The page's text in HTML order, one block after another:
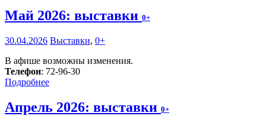
Май 2026: выставки 0+
30.04.2026 Выставки, 0+
В афише возможны изменения.
Телефон: 72-96-30
Подробнее
Апрель 2026: выставки 0+